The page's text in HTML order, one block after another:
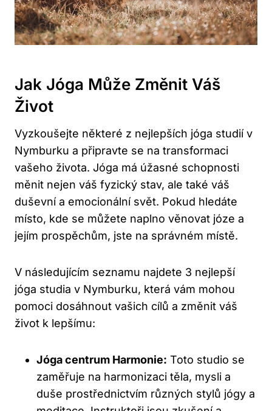
Jak Jóga Může Změnit Váš
Život
Vyzkoušejte některé z nejlepších jóga studií v
Nymburku a připravte se na transformaci
vašeho života. Jóga má úžasné schopnosti
měnit nejen váš fyzický stav, ale také váš
duševní a emocionální svět. Pokud hledáte
místo, kde se můžete naplno věnovat józe a
jejím prospěchům, jste na správném místě.
V následujícím seznamu najdete 3 nejlepší
jóga studia v Nymburku, která vám mohou
pomoci dosáhnout vašich cílů a změnit váš
život k lepšímu:
Jóga centrum Harmonie: Toto studio se
zaměřuje na harmonizaci těla, mysli a
duše prostřednictvím různých stylů jógy a